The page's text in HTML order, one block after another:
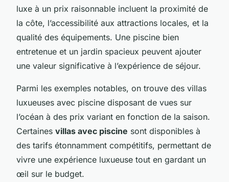
luxe à un prix raisonnable incluent la proximité de
la côte, l’accessibilité aux attractions locales, et la
qualité des équipements. Une piscine bien
entretenue et un jardin spacieux peuvent ajouter
une valeur significative à l’expérience de séjour.
Parmi les exemples notables, on trouve des villas
luxueuses avec piscine disposant de vues sur
l’océan à des prix variant en fonction de la saison.
Certaines villas avec piscine sont disponibles à
des tarifs étonnamment compétitifs, permettant de
vivre une expérience luxueuse tout en gardant un
œil sur le budget.